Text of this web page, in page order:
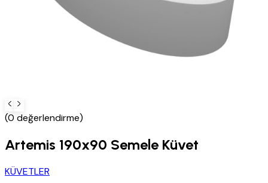
(0 değerlendirme)
Artemis 190x90 Semele Küvet
KÜVETLER